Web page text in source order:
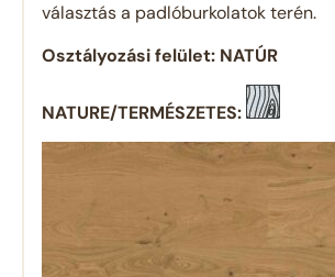
választás a padlóburkolatok terén.
Osztályozási felület: NATÚR
NATURE/TERMÉSZETES: